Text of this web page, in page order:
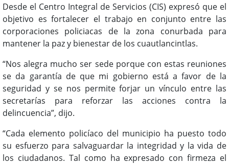
Desde el Centro Integral de Servicios (CIS) expresó que el
objetivo es fortalecer el trabajo en conjunto entre las
corporaciones policiacas de la zona conurbada para
mantener la paz y bienestar de los cuautlancintlas.
“Nos alegra mucho ser sede porque con estas reuniones
se da garantía de que mi gobierno está a favor de la
seguridad y se nos permite forjar un vínculo entre las
secretarías para reforzar las acciones contra la
delincuencia”, dijo.
“Cada elemento policíaco del municipio ha puesto todo
su esfuerzo para salvaguardar la integridad y la vida de
los ciudadanos. Tal como ha expresado con firmeza el